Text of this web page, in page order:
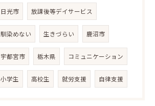
日光市 放課後等デイサービス
馴染めない 生きづらい 鹿沼市
宇都宮市 栃木県 コミュニケーション
小学生 高校生 就労支援 自律支援